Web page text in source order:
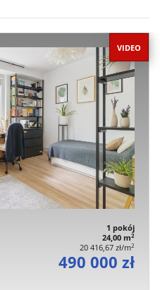
VIDEO
1 pokój
24,00 m2
20 416,67 zł/m2
490 000 zł